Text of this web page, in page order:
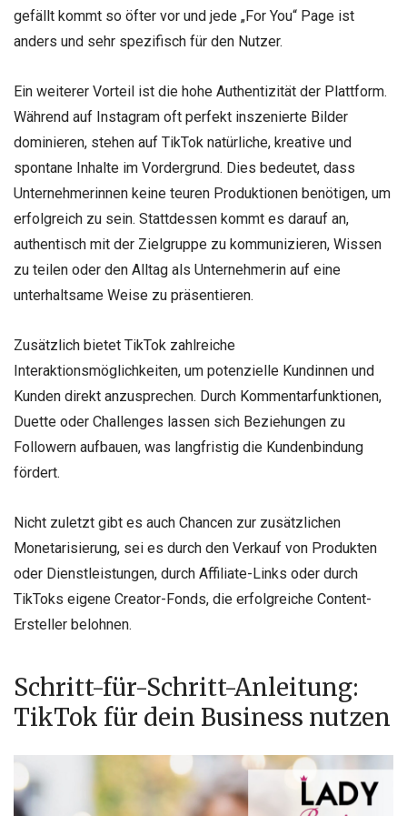
gefällt kommt so öfter vor und jede „For You“ Page ist
anders und sehr spezifisch für den Nutzer.
Ein weiterer Vorteil ist die hohe Authentizität der Plattform.
Während auf Instagram oft perfekt inszenierte Bilder
dominieren, stehen auf TikTok natürliche, kreative und
spontane Inhalte im Vordergrund. Dies bedeutet, dass
Unternehmerinnen keine teuren Produktionen benötigen, um
erfolgreich zu sein. Stattdessen kommt es darauf an,
authentisch mit der Zielgruppe zu kommunizieren, Wissen
zu teilen oder den Alltag als Unternehmerin auf eine
unterhaltsame Weise zu präsentieren.
Zusätzlich bietet TikTok zahlreiche
Interaktionsmöglichkeiten, um potenzielle Kundinnen und
Kunden direkt anzusprechen. Durch Kommentarfunktionen,
Duette oder Challenges lassen sich Beziehungen zu
Followern aufbauen, was langfristig die Kundenbindung
fördert.
Nicht zuletzt gibt es auch Chancen zur zusätzlichen
Monetarisierung, sei es durch den Verkauf von Produkten
oder Dienstleistungen, durch Affiliate-Links oder durch
TikToks eigene Creator-Fonds, die erfolgreiche Content-
Ersteller belohnen.
Schritt-für-Schritt-Anleitung:
TikTok für dein Business nutzen